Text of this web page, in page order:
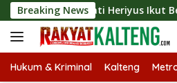
Langsung
ke
konten
Breaking News
Bupati Heriyus Ikut Bermain
Hukum & Kriminal Kalteng